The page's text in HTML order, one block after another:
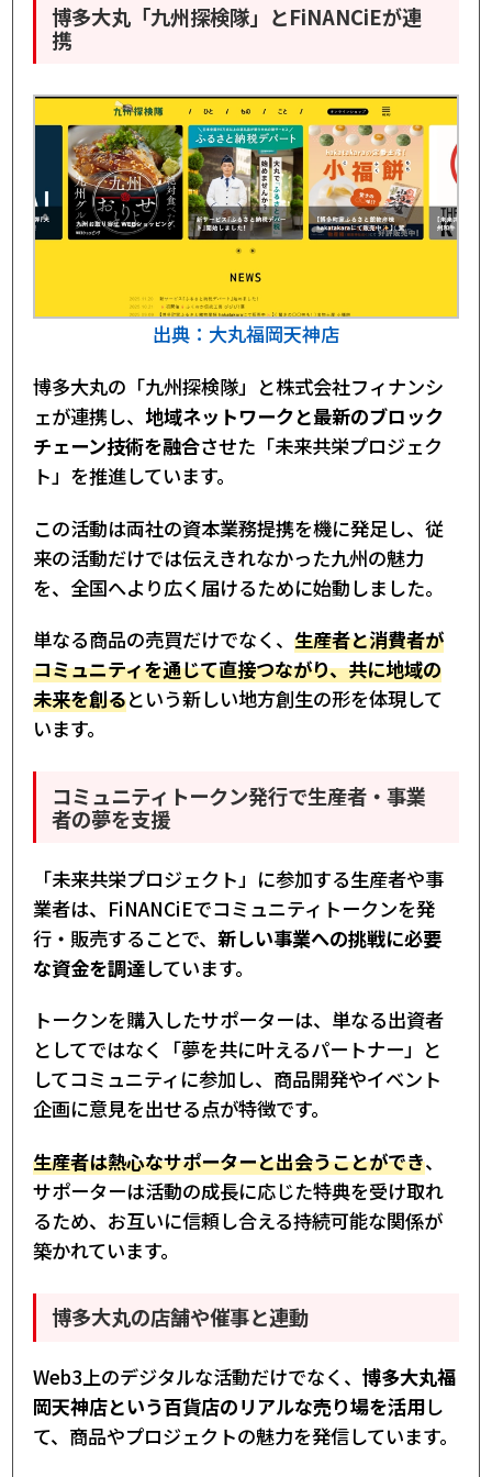
博多大丸「九州探検隊」とFiNANCiEが連
携
出典：大丸福岡天神店
博多大丸の「九州探検隊」と株式会社フィナンシ
ェが連携し、 地域ネットワークと最新のブロック
チェーン技術を融合させた「未来共栄プロジェク
ト」を推進しています。
この活動は両社の資本業務提携を機に発足し、従
来の活動だけでは伝えきれなかった九州の魅力
を、全国へより広く届けるために始動しました。
単なる商品の売買だけでなく、 生産者と消費者が
コミュニティを通じて直接つながり、共に地域の
未来を創るという新しい地方創生の形を体現して
います。
コミュニティトークン発行で生産者・事業
者の夢を支援
「未来共栄プロジェクト」に参加する生産者や事
業者は、FiNANCiEでコミュニティトークンを発
行・販売することで、 新しい事業への挑戦に必要
な資金を調達しています。
トークンを購入したサポーターは、単なる出資者
としてではなく「夢を共に叶えるパートナー」と
してコミュニティに参加し、商品開発やイベント
企画に意見を出せる点が特徴です。
生産者は熱心なサポーターと出会うことができ、
サポーターは活動の成長に応じた特典を受け取れ
るため、お互いに信頼し合える持続可能な関係が
築かれています。
博多大丸の店舗や催事と連動
Web3上のデジタルな活動だけでなく、 博多大丸福
岡天神店という百貨店のリアルな売り場を活用し
て、商品やプロジェクトの魅力を発信しています。